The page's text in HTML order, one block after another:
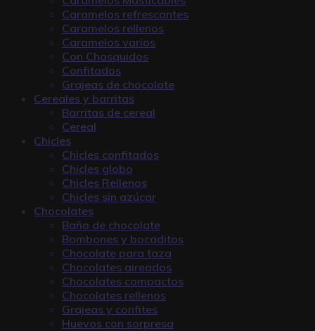
Caramelos refrescantes
Caramelos rellenos
Caramelos varios
Con Chasquidos
Confitados
Grajeas de chocolate
Cereales y barritas
Barritas de cereal
Cereal
Chicles
Chicles confitados
Chicles globo
Chicles Rellenos
Chicles sin azúcar
Chocolates
Baño de chocolate
Bombones y bocaditos
Chocolate para taza
Chocolates aireados
Chocolates compactos
Chocolates rellenos
Grajeas y confites
Huevos con sorpresa